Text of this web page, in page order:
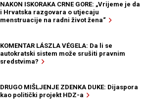
NAKON ISKORAKA CRNE GORE: „Vrijeme je da
i Hrvatska razgovara o utjecaju
menstruacije na radni život žena“
KOMENTAR LÁSZLA VÉGELA: Da li se
autokratski sistem može srušiti pravnim
sredstvima?
DRUGO MIŠLJENJE ZDENKA DUKE: Dijaspora
kao politički projekt HDZ-a